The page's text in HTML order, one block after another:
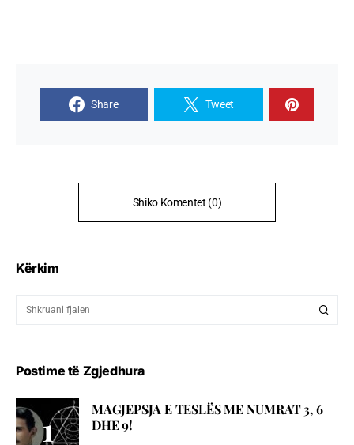
Share Tweet
Shiko Komentet (0)
Kërkim
Postime të Zgjedhura
MAGJEPSJA E TESLËS ME NUMRAT 3, 6
DHE 9!